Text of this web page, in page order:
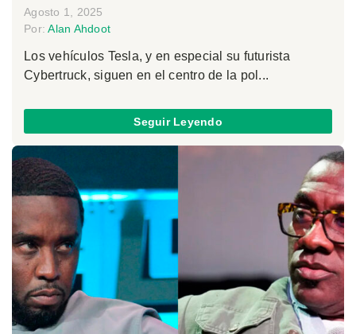
Agosto 1, 2025
Por:Alan Ahdoot
Los vehículos Tesla, y en especial su futurista
Cybertruck, siguen en el centro de la pol...
Seguir Leyendo